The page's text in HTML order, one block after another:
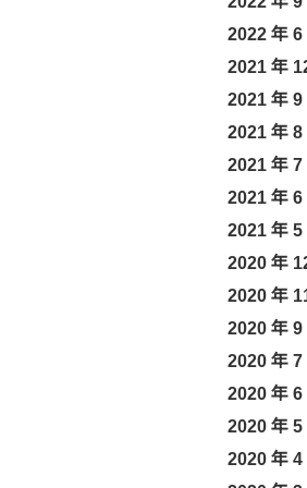
2022 年 6
2021 年
2021 年 9
2021 年 8
2021 年 7
2021 年 6
2021 年 5
2020 年
2020 年
2020 年 9
2020 年 7
2020 年 6
2020 年 5
2020 年 4